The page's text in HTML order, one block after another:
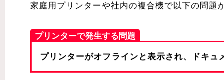
家庭用プリンターや社内の複合機で以下の問題
プリンターで発生する問題
プリンターがオフラインと表示され、ドキュ